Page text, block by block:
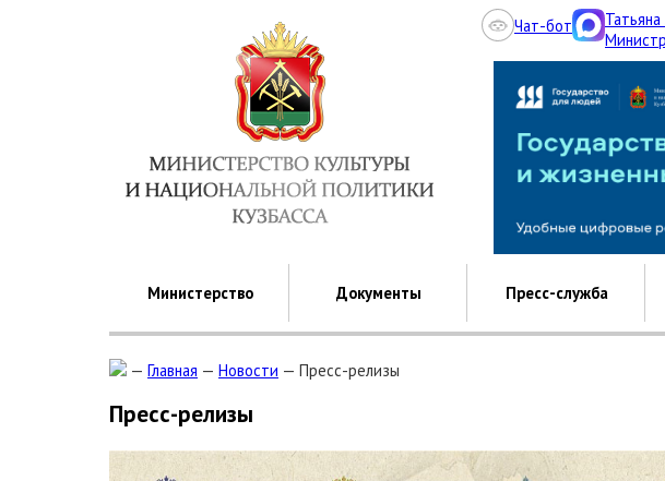
Чат-бот
Министр
Министерство Документы Пресс-служба
— Главная — Новости — Пресс-релизы
Пресс-релизы